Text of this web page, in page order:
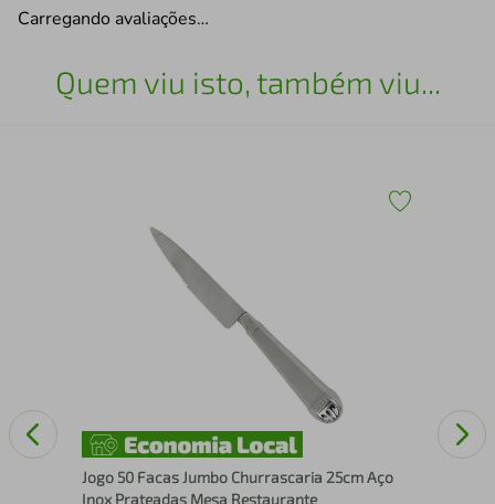
Carregando avaliações…
Quem viu isto, também viu...
Jogo 50 Facas Jumbo Churrascaria 25cm Aço
Inox Prateadas Mesa Restaurante